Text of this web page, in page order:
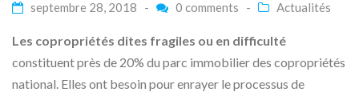
septembre 28, 2018 - 0 comments - Actualités
Les copropriétés dites fragiles ou en difficulté
constituent près de 20% du parc immobilier des copropriétés
national. Elles ont besoin pour enrayer le processus de